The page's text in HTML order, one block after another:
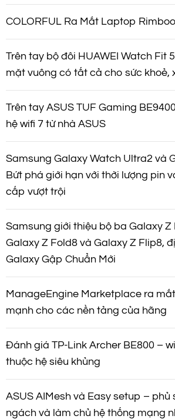
COLORFUL Ra Mắt Laptop
Trên tay bộ đôi HUAWEI Watch Fit
mặt vuông có tất cả cho sức khoẻ,
Trên tay ASUS TUF Gaming
hệ wifi 7 từ nhà ASUS
Samsung Galaxy Watch Ultra2 và
Bứt phá giới hạn với thời lượng pin
cấp vượt trội
Samsung giới thiệu bộ ba Galaxy Z
Galaxy Z Fold8 và Galaxy Z Flip8,
Galaxy Gập Chuẩn Mới
ManageEngine Marketplace ra
mạnh cho các nền tảng của hãng
Đánh giá TP-Link Archer BE800 –
thuộc hệ siêu khủng
ASUS AIMesh và Easy setup – phủ
ngách và làm chủ hệ thống mạng